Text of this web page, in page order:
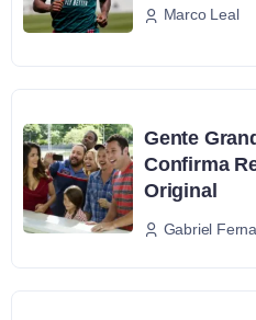
Marco Leal
Gente
Confirma
Original
Gabriel